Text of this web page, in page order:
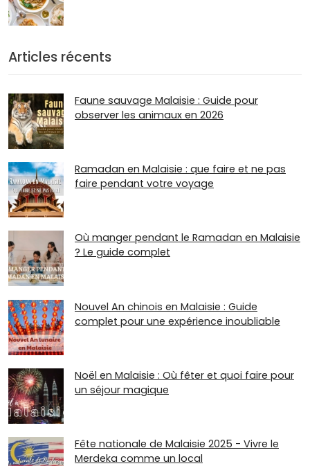
Articles récents
Faune sauvage Malaisie : Guide pour
observer les animaux en 2026
Ramadan en Malaisie : que faire et ne pas
faire pendant votre voyage
Où manger pendant le Ramadan en Malaisie
? Le guide complet
Nouvel An chinois en Malaisie : Guide
complet pour une expérience inoubliable
Noël en Malaisie : Où fêter et quoi faire pour
un séjour magique
Fête nationale de Malaisie 2025 - Vivre le
Merdeka comme un local